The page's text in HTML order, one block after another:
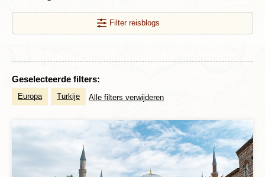
Filter reisblogs
Geselecteerde filters:
Europa Turkije Alle filters verwijderen